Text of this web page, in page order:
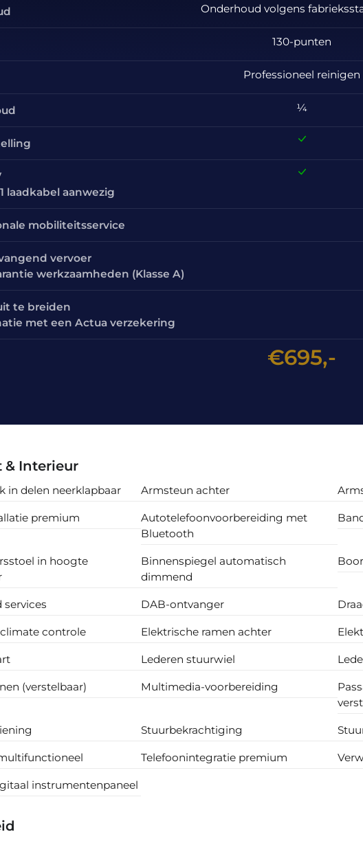
Onderhoud volgens
130-punten
Professioneel reinigen
¼
laadkabel aanwezig
mobiliteitsservice
vervoer
werkzaamheden (Klasse A)
te breiden
met een Actua verzekering
€695,-
& Interieur
in delen neerklapbaar Armsteun achter
premium
Autotelefoonvoorbereiding met
Bluetooth
in hoogte
Binnenspiegel automatisch
dimmend
services DAB-ontvanger
controle Elektrische ramen achter
Lederen stuurwiel
(verstelbaar) Multimedia-voorbereiding
Stuurbekrachtiging
Telefoonintegratie premium
instrumentenpaneel